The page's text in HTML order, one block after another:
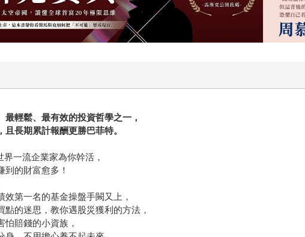
最輕鬆、最有效的投資哲學之一，
長期累計報酬更勝巴菲特。
一流企業家為你幹活，
到的財富愈多！
效第一名的基金操盤手闕又上，
點的迷思，教你遇股災獲利的方法，
怕賠錢的小資族，